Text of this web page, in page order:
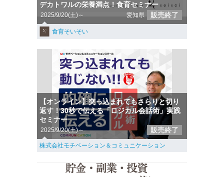
デカトワルの栄養満点！食育セミナー
2025/9/20(土)～ 愛知県 販売終了
食育そいそい
【オンライン】突っ込まれてもさらりと切り
返す！30秒で伝える「ロジカル会話術」実践
セミナー
2025/9/20(土)～ 販売終了
株式会社モチベーション＆コミュニケーション